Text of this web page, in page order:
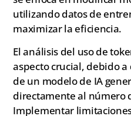
utilizando datos de
maximizar la eficiencia.
El análisis del uso de
aspecto crucial, debido
de un modelo de IA
directamente al número
Implementar